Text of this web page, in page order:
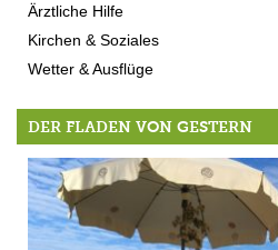
Ärztliche Hilfe
Kirchen & Soziales
Wetter & Ausflüge
DER FLADEN VON GESTERN